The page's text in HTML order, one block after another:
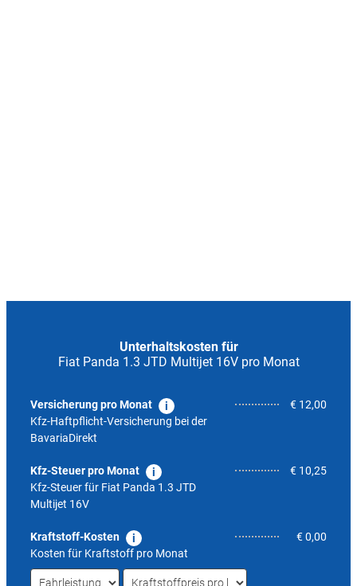
Unterhaltskosten für
Fiat Panda 1.3 JTD Multijet 16V pro Monat
Versicherung pro Monat
Kfz-Haftpflicht-Versicherung bei der
BavariaDirekt
€ 12,00
Kfz-Steuer pro Monat
Kfz-Steuer für Fiat Panda 1.3 JTD
Multijet 16V
€ 10,25
Kraftstoff-Kosten
Kosten für Kraftstoff pro Monat
€ 0,00